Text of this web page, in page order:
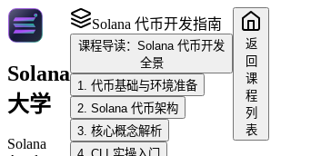
Solana
大学
Solana
Solana 代币开发指南
课程导读：Solana 代币开发
全景
1. 代币基础与环境准备
2. Solana 代币架构
3. 核心概念解析
返
回
课
程
列
表